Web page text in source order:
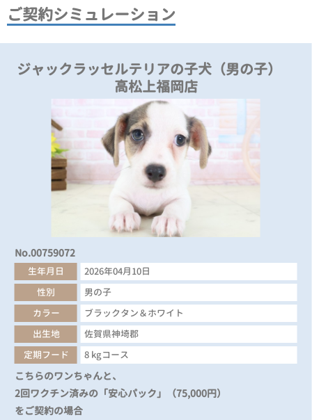
ご契約シミュレーション
ジャックラッセルテリアの子犬（男の子）
高松上福岡店
No.00759072
生年月日
2026年04月10日
性別
男の子
カラー
ブラックタン＆ホワイト
出生地
佐賀県神埼郡
定期フード
8 kgコース
こちらのワンちゃんと、
2回ワクチン済みの「安心パック」（75,000円）
をご契約の場合